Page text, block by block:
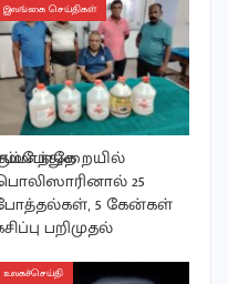
இலங்கை செய்திகள்
25
5 கேன்கள்
பறிமுதல்
உலகச்செய்தி